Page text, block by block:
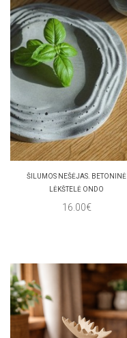
ŠILUMOS NEŠĖJAS. BETONINĖ
LĖKŠTELĖ ONDO
16.00€